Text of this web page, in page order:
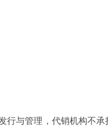
行与管理，代销机构不